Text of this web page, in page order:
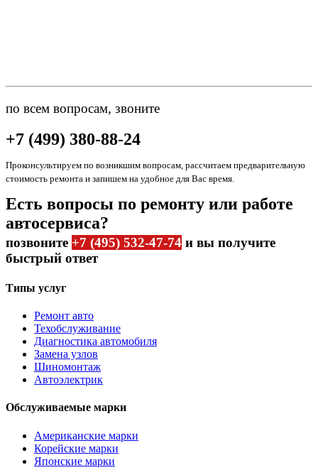
по всем вопросам, звоните
+7 (499) 380-88-24
Проконсультируем по возникшим вопросам, рассчитаем предварительную
стоимость ремонта и запишем на удобное для Вас время.
Есть вопросы по ремонту или работе
автосервиса?
позвоните +7 (495) 532-47-74 и вы получите
быстрый ответ
Типы услуг
Ремонт авто
Техобслуживание
Диагностика автомобиля
Замена узлов
Шиномонтаж
Автоэлектрик
Обслуживаемые марки
Американские марки
Корейские марки
Японские марки